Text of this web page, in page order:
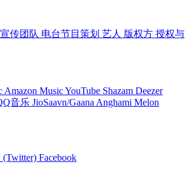
宣传团队 电台节目策划 艺人 版权方 授权与
Amazon MusicYouTube Shazam Deezer
音乐 JioSaavn/Gaana Anghami Melon
(Twitter) Facebook